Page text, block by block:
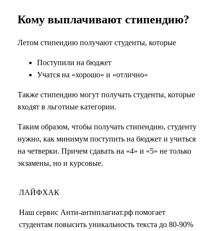
Кому выплачивают стипендию?
Летом стипендию получают студенты, которые
Поступили на бюджет
Учатся на «хорошо» и «отлично»
Также стипендию могут получать студенты, которые
входят в льготные категории.
Таким образом, чтобы получать стипендию, студенту
нужно, как минимум поступить на бюджет и учиться
на четверки. Причем сдавать на «4» и «5» не только
экзамены, но и курсовые.
ЛАЙФХАК
Наш сервис Анти-антиплагиат.рф помогает
студентам повысить уникальность текста до 80-90%